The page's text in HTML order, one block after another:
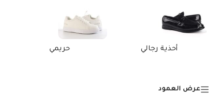
أحذية رجالي حريمي
عرض العمود